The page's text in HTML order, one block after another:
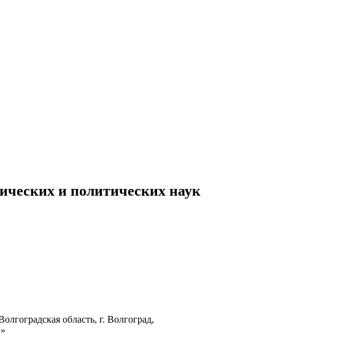
и политических наук
область, г. Волгоград,